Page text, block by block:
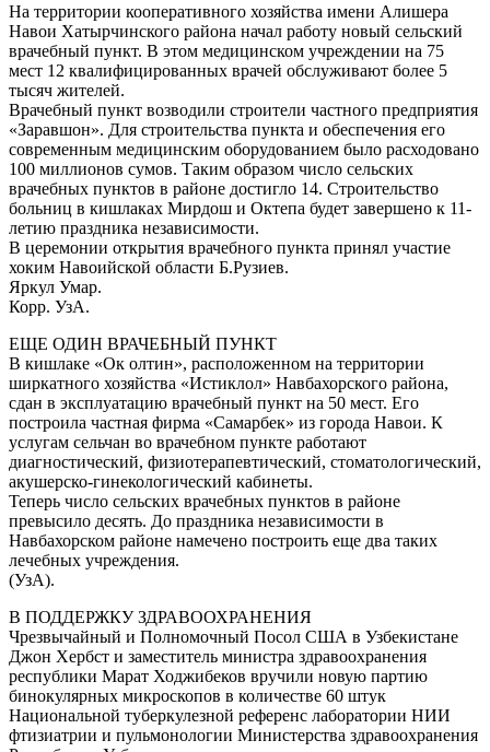
На территории кооперативного хозяйства имени Алишера
Навои Хатырчинского района начал работу новый сельский
врачебный пункт. В этом медицинском учреждении на 75
мест 12 квалифицированных врачей обслуживают более 5
тысяч жителей.
Врачебный пункт возводили строители частного предприятия
«Заравшон». Для строительства пункта и обеспечения его
современным медицинским оборудованием было расходовано
100 миллионов сумов. Таким образом число сельских
врачебных пунктов в районе достигло 14. Строительство
больниц в кишлаках Мирдош и Октепа будет завершено к 11-
летию праздника независимости.
В церемонии открытия врачебного пункта принял участие
хоким Навоийской области Б.Рузиев.
Яркул Умар.
Корр. УзА.
ЕЩЕ ОДИН ВРАЧЕБНЫЙ ПУНКТ
В кишлаке «Ок олтин», расположенном на территории
ширкатного хозяйства «Истиклол» Навбахорского района,
сдан в эксплуатацию врачебный пункт на 50 мест. Его
построила частная фирма «Самарбек» из города Навои. К
услугам сельчан во врачебном пункте работают
диагностический, физиотерапевтический, стоматологический,
акушерско-гинекологический кабинеты.
Теперь число сельских врачебных пунктов в районе
превысило десять. До праздника независимости в
Навбахорском районе намечено построить еще два таких
лечебных учреждения.
(УзА).
В ПОДДЕРЖКУ ЗДРАВООХРАНЕНИЯ
Чрезвычайный и Полномочный Посол США в Узбекистане
Джон Хербст и заместитель министра здравоохранения
республики Марат Ходжибеков вручили новую партию
бинокулярных микроскопов в количестве 60 штук
Национальной туберкулезной референс лаборатории НИИ
фтизиатрии и пульмонологии Министерства здравоохранения